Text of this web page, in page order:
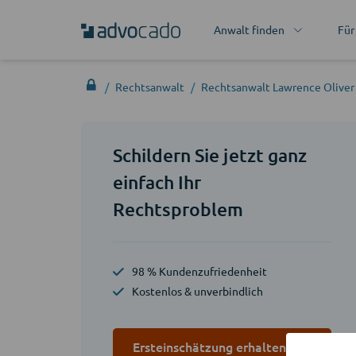
Anwalt finden
Rechtsanwalt Rechtsanwalt Lawrence Oliver
Schildern Sie jetzt ganz
einfach Ihr
Rechtsproblem
98 % Kundenzufriedenheit
Kostenlos & unverbindlich
Ersteinschätzung erhalten